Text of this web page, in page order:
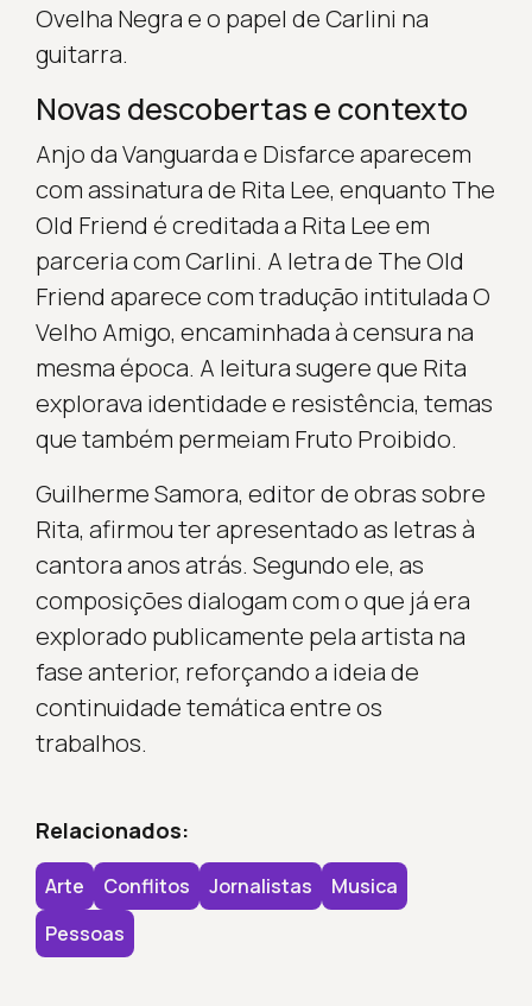
Ovelha Negra e o papel de Carlini na
guitarra.
Novas descobertas e contexto
Anjo da Vanguarda e Disfarce aparecem
com assinatura de Rita Lee, enquanto The
Old Friend é creditada a Rita Lee em
parceria com Carlini. A letra de The Old
Friend aparece com tradução intitulada O
Velho Amigo, encaminhada à censura na
mesma época. A leitura sugere que Rita
explorava identidade e resistência, temas
que também permeiam Fruto Proibido.
Guilherme Samora, editor de obras sobre
Rita, afirmou ter apresentado as letras à
cantora anos atrás. Segundo ele, as
composições dialogam com o que já era
explorado publicamente pela artista na
fase anterior, reforçando a ideia de
continuidade temática entre os
trabalhos.
Relacionados:
Arte Conflitos Jornalistas
Musica
Pessoas